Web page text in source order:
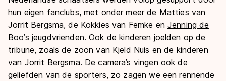
hun eigen fanclubs, met onder meer de Matties van
Jorrit Bergsma, de Kokkies van Femke en Jenning de
Boo’s jeugdvrienden. Ook de kinderen joelden op de
tribune, zoals de zoon van Kjeld Nuis en de kinderen
van Jorrit Bergsma. De camera’s vingen ook de
geliefden van de sporters, zo zagen we een rennende